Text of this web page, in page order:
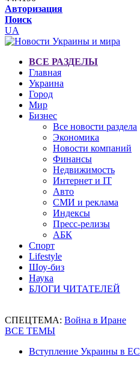
Авторизация
Поиск
UA
ВСЕ РАЗДЕЛЫ
Главная
Украина
Город
Мир
Бизнес
Все новости раздела
Экономика
Новости компаний
Финансы
Недвижимость
Интернет и IT
Авто
СМИ и реклама
Индексы
Пресс-релизы
АБК
Спорт
Lifestyle
Шоу-биз
Наука
БЛОГИ ЧИТАТЕЛЕЙ
СПЕЦТЕМА: Война в Иране
ВСЕ ТЕМЫ
Вступление Украины в ЕС